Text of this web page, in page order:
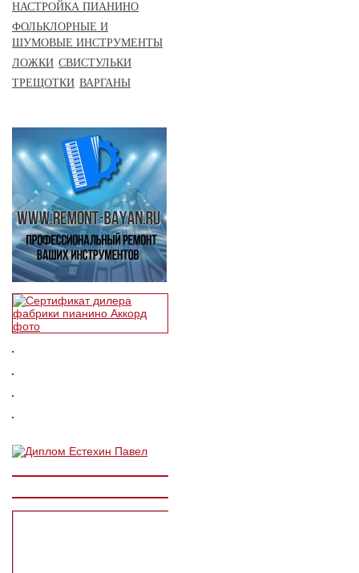
НАСТРОЙКА ПИАНИНО
ФОЛЬКЛОРНЫЕ И
ШУМОВЫЕ ИНСТРУМЕНТЫ
ЛОЖКИ СВИСТУЛЬКИ
ТРЕЩОТКИ ВАРГАНЫ